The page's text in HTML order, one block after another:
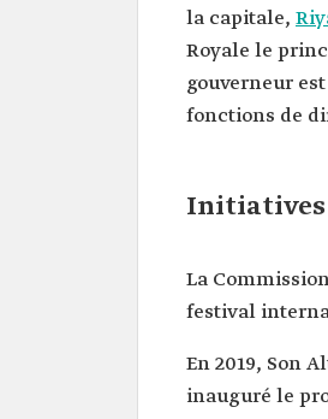
la capitale,
Royale le
gouverneur
fonctions de
Initiatives
La
festival
En 2019, Son
inauguré le